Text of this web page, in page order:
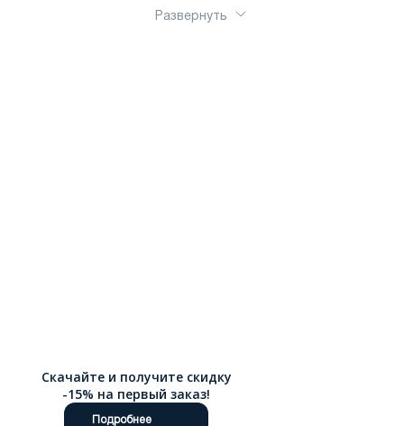
Выбирайте форму, цвет и фактуру под свой гардероб, от
сдержанных базовых моделей до более выразительных
Развернуть
Скачайте и получите скидку
-15% на первый заказ!
Подробнее